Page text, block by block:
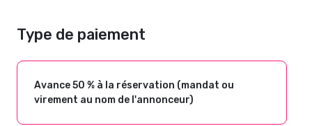
Type de paiement
Avance 50 % à la réservation (mandat ou
virement au nom de l'annonceur)